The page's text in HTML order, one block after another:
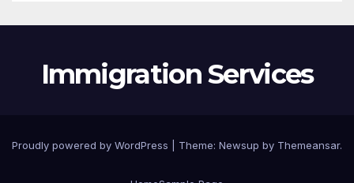
Immigration Services
Proudly powered by WordPress Theme: Newsup by Themeansar.